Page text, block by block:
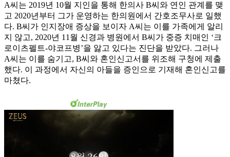
A씨는 2019년 10월 지인을 통해 한의사 B씨와 연인 관계를 맺
고 2020년부터 그가 운영하는 한의원에서 간호조무사로 일했
다. B씨가 인지장애 증상을 보이자 A씨는 이를 가족에게 알리
지 않고, 2020년 11월 신경과 병원에서 B씨가 중증 치매인 ‘크
로이츠펠트-야코프병’을 앓고 있다는 진단을 받았다. 그러나
A씨는 이를 숨기고, B씨와 혼인신고서를 위조해 구청에 제출
했다. 이 과정에서 자신의 아들을 증인으로 기재해 혼인신고를
마쳤다.